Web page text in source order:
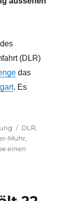
(DLR)
das
. Es
–
Schlagwörter
DLR,
Muhr,
einen